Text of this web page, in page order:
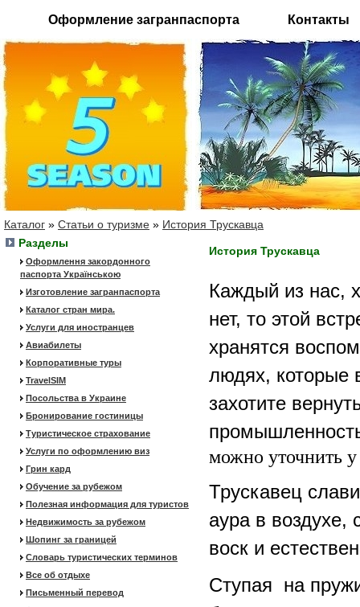
Оформление загранпаспорта Контакты
Каталог » Статьи о туризме » История Трускавца
Разделы
Оформлення закордонного
паспорта Українською
Изготовление загранпаспорта
Каталог стран мира.
Услуги для иностранцев
Авиабилеты
Корпоративные туры
TravelSIM
Посольства в Украине
Бронирование гостиницы
Туристическое страхование
Услуги по оформлению виз
Грин кард
Обучение за рубежом
Полезная информация для туристов
Недвижимость за рубежом
Шопинг за границей
Словарь туристических терминов
Все об отдыхе
Письменный перевод
История Трускавца
Каждый из нас,
нет, то этой
хранятся
людях, которые
захотите
можно уточнить
Трускавец
аура в воздухе,
воск и
Ступая на